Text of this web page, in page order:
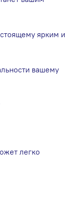
ярким и
вашему
легко